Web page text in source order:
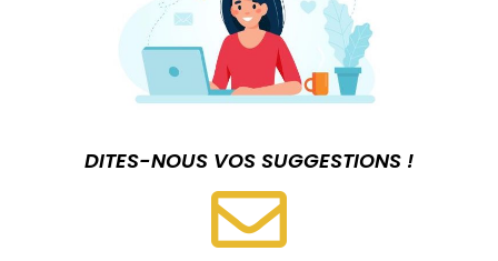
DITES-NOUS VOS SUGGESTIONS !